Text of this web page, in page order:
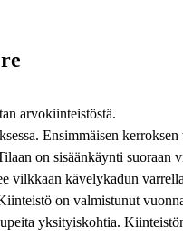
arvokiinteistöstä.
Ensimmäisen
on sisäänkäynti suoraan
vilkkaan kävelykadun
on valmistunut
yksityiskohtia.